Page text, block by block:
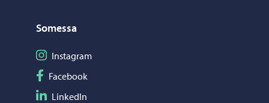
Somessa
Seuraa Instagram
Instagram
Seuraa Facebook
Facebook
Seuraa LinkedIn
LinkedIn